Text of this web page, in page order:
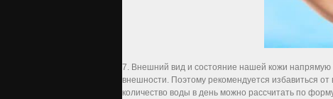
7. Внешний вид и состояние нашей кожи напрямую
внешности. Поэтому рекомендуется избавиться
количество воды в день можно рассчитать по